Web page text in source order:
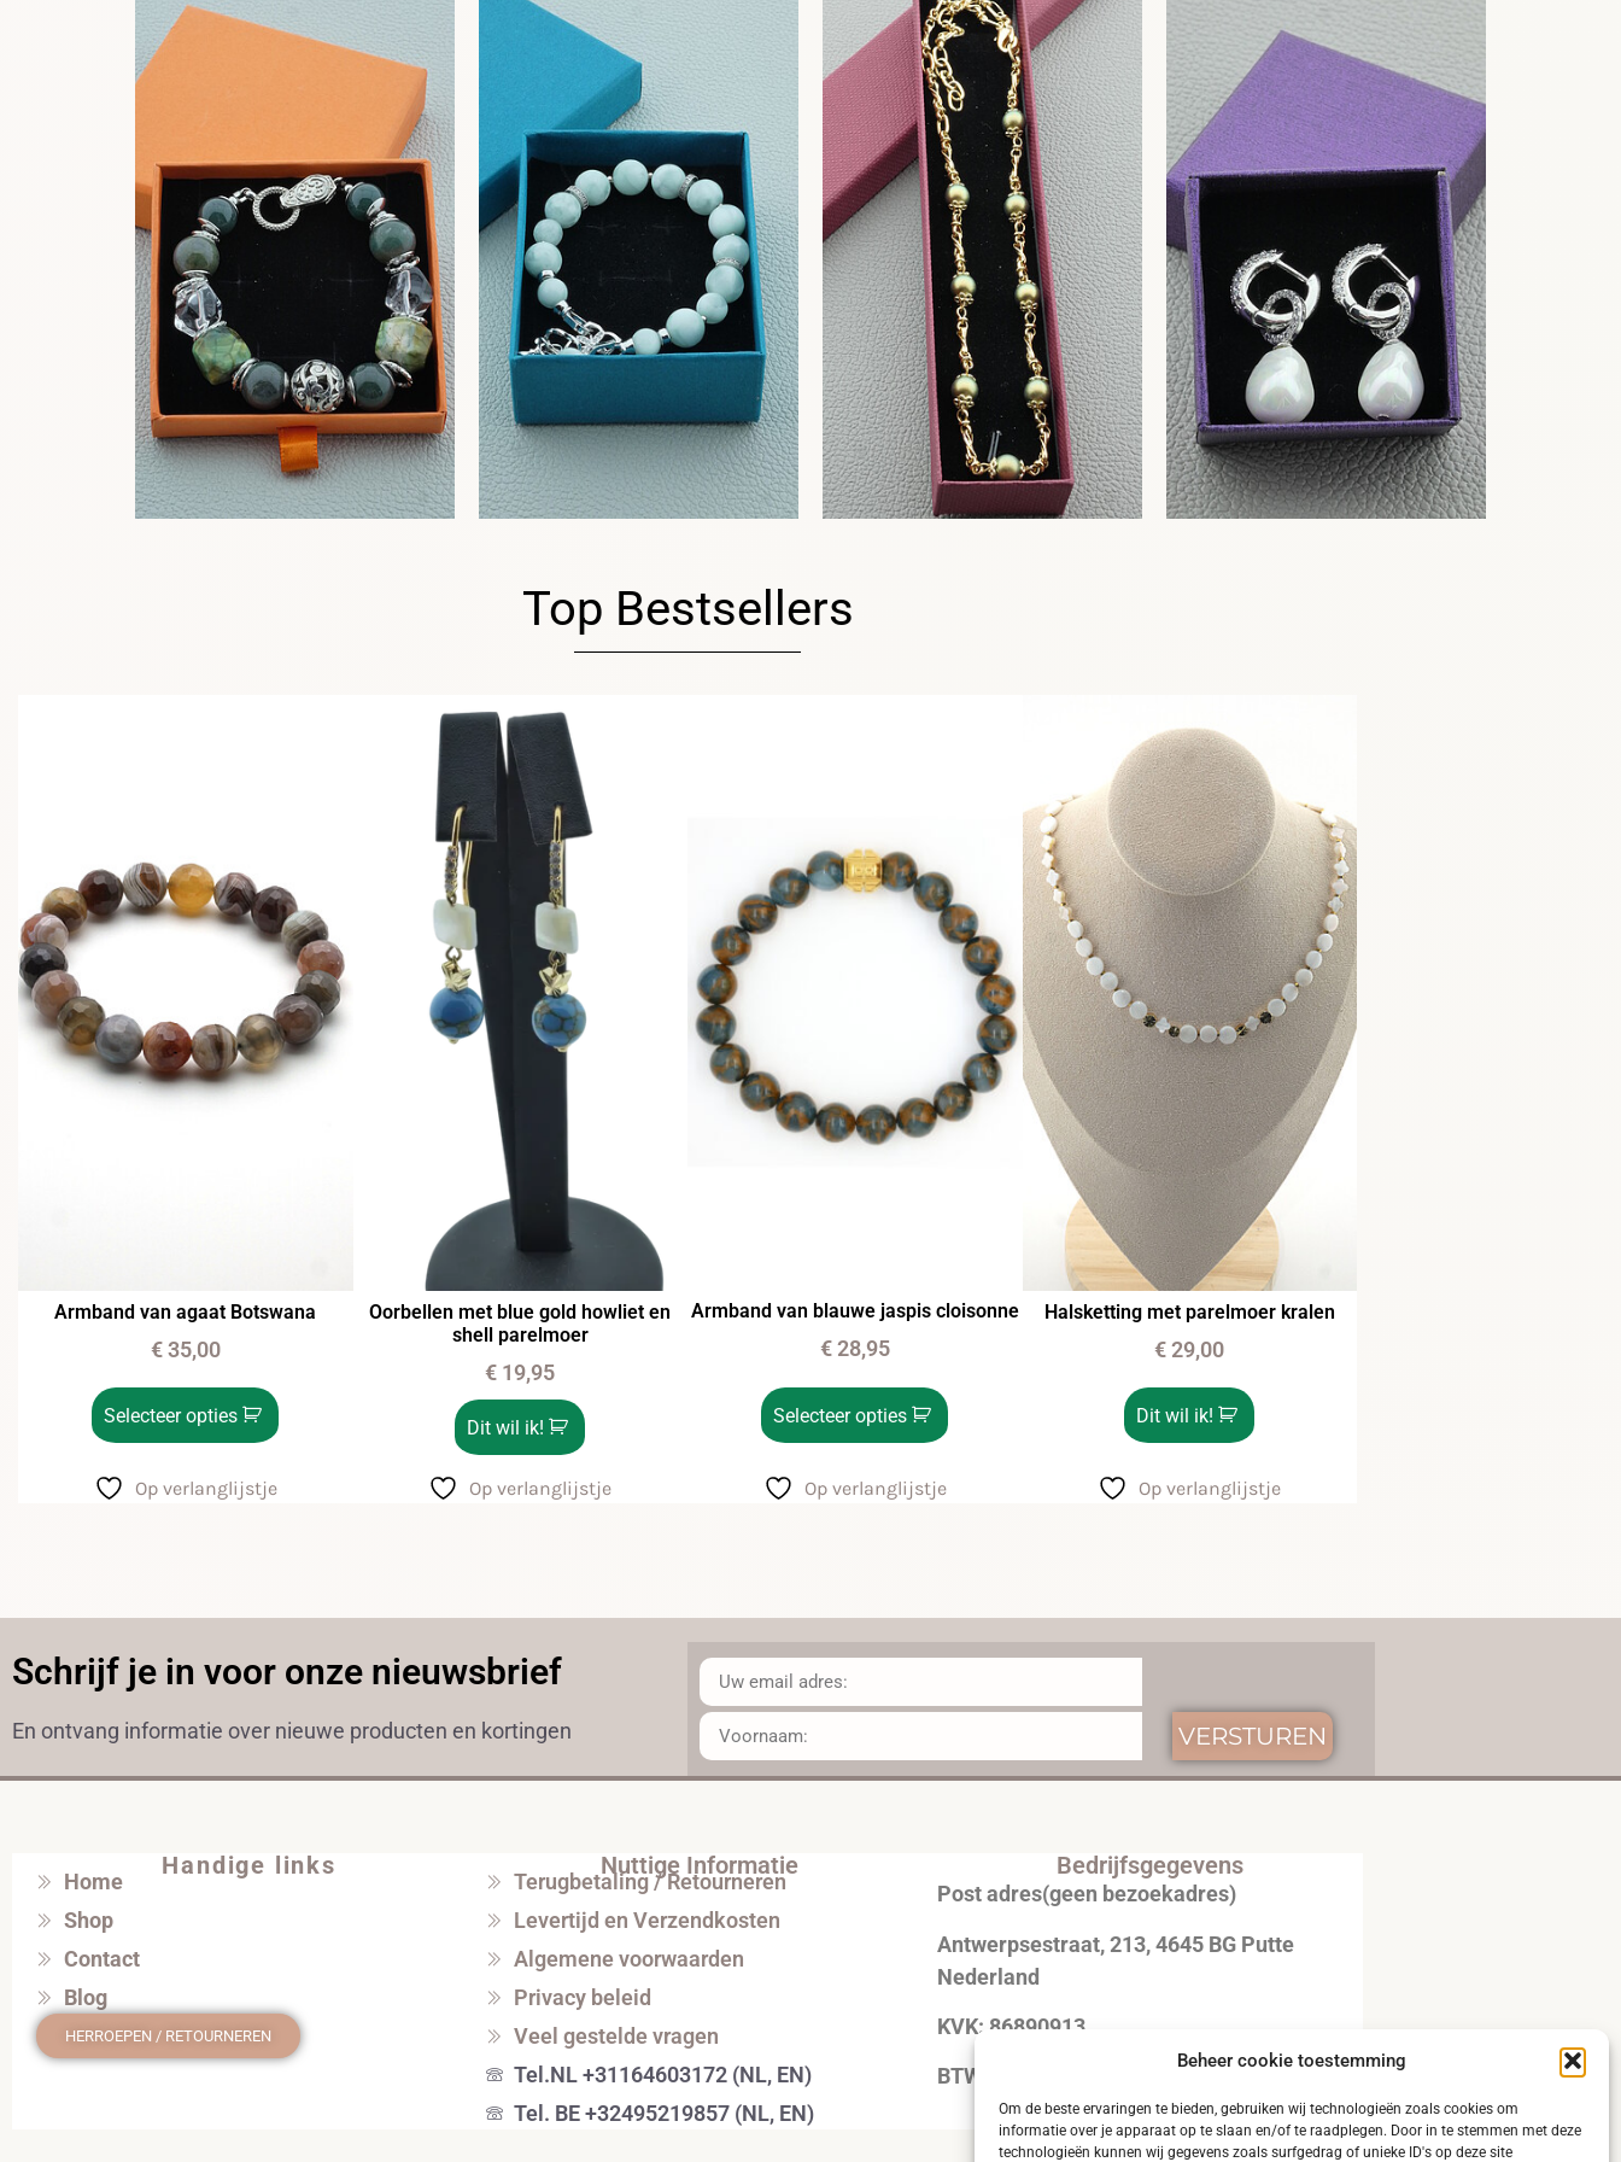
Beheer cookie toestemming
Om de beste ervaringen te bieden, gebruiken wij technologieën zoals cookies om
informatie over je apparaat op te slaan en/of te raadplegen. Door in te stemmen met deze
technologieën kunnen wij gegevens zoals surfgedrag of unieke ID's op deze site
Top Bestsellers
Armband van agaat Botswana
€35,00
Selecteer opties
Op verlanglijstje
Oorbellen met blue gold howliet en
shell parelmoer
€ 19,95
Dit wil ik!
Op verlanglijstje
Armband van blauwe jaspis cloisonne
€28,95
Selecteer opties
Op verlanglijstje
Halsketting met parelmoer kralen
€29,00
Dit wil ik!
Op verlanglijstje
Schrijf je in voor onze nieuwsbrief
En ontvang informatie over nieuwe producten en kortingen VERSTUREN
Handige links
Home
Shop
Contact
Blog
HERROEPEN / RETOURNEREN
Nuttige Informatie
Terugbetaling / Retourneren
Levertijd en Verzendkosten
Algemene voorwaarden
Privacy beleid
Veel gestelde vragen
Tel.NL +31164603172 (NL, EN)
Tel. BE +32495219857 (NL, EN)
Bedrijfsgegevens
Post adres(geen bezoekadres)
Antwerpsestraat, 213, 4645 BG Putte
Nederland
KVK: 86890913
BTW: NL004320792B51